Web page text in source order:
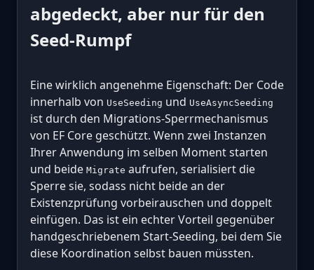
abgedeckt, aber nur für den
Seed-Rumpf
Eine wirklich angenehme Eigenschaft: Der Code
innerhalb von UseSeeding und UseAsyncSeeding
ist durch den Migrations-Sperrmechanismus
von EF Core geschützt. Wenn zwei Instanzen
Ihrer Anwendung im selben Moment starten
und beide Migrate aufrufen, serialisiert die
Sperre sie, sodass nicht beide an der
Existenzprüfung vorbeirauschen und doppelt
einfügen. Das ist ein echter Vorteil gegenüber
handgeschriebenem Start-Seeding, bei dem Sie
diese Koordination selbst bauen müssten.